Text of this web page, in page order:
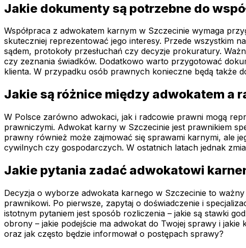
Jakie dokumenty są potrzebne do
Współpraca z adwokatem karnym w Szczecinie wymaga
skuteczniej reprezentować jego interesy. Przede wszystkim
sądem, protokoły przesłuchań czy decyzje prokuratury.
czy zeznania świadków. Dodatkowo warto przygotować
klienta. W przypadku osób prawnych konieczne będą także
Jakie są różnice między adwokatem a
W Polsce zarówno adwokaci, jak i radcowie prawni mogą
prawniczymi. Adwokat karny w Szczecinie jest prawnikiem
prawny również może zajmować się sprawami karnymi, ale
cywilnych czy gospodarczych. W ostatnich latach jednak
Jakie pytania zadać adwokatowi
Decyzja o wyborze adwokata karnego w Szczecinie to
prawnikowi. Po pierwsze, zapytaj o doświadczenie i
istotnym pytaniem jest sposób rozliczenia – jakie są stawki
obrony – jakie podejście ma adwokat do Twojej sprawy i
oraz jak często będzie informował o postępach sprawy?